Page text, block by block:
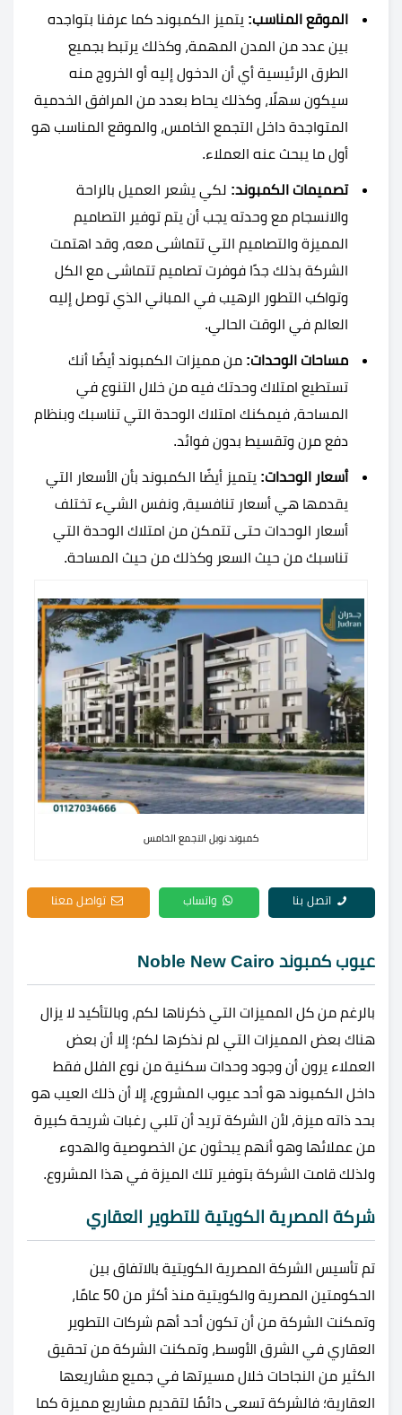
الموقع المناسب: يتميز الكمبوند كما عرفنا بتواجده
بين عدد من المدن المهمة، وكذلك يرتبط بجميع
الطرق الرئيسية أي أن الدخول إليه أو الخروج منه
سيكون سهلًا، وكذلك يحاط بعدد من المرافق الخدمية
المتواجدة داخل التجمع الخامس، والموقع المناسب هو
أول ما يبحث عنه العملاء.
تصميمات الكمبوند: لكي يشعر العميل بالراحة
والانسجام مع وحدته يجب أن يتم توفير التصاميم
المميزة والتصاميم التي تتماشى معه، وقد اهتمت
الشركة بذلك جدًا فوفرت تصاميم تتماشى مع الكل
وتواكب التطور الرهيب في المباني الذي توصل إليه
العالم في الوقت الحالي.
مساحات الوحدات: من مميزات الكمبوند أيضًا أنك
تستطيع امتلاك وحدتك فيه من خلال التنوع في
المساحة، فيمكنك امتلاك الوحدة التي تناسبك وبنظام
دفع مرن وتقسيط بدون فوائد.
أسعار الوحدات: يتميز أيضًا الكمبوند بأن الأسعار التي
يقدمها هي أسعار تنافسية، ونفس الشيء تختلف
أسعار الوحدات حتى تتمكن من امتلاك الوحدة التي
تناسبك من حيث السعر وكذلك من حيث المساحة.
كمبوند نوبل التجمع الخامس
اتصل بنا واتساب تواصل معنا
عيوب كمبوند Noble New Cairo
بالرغم من كل المميزات التي ذكرناها لكم، وبالتأكيد لا يزال
هناك بعض المميزات التي لم نذكرها لكم؛ إلا أن بعض
العملاء يرون أن وجود وحدات سكنية من نوع الفلل فقط
داخل الكمبوند هو أحد عيوب المشروع، إلا أن ذلك العيب هو
بحد ذاته ميزة، لأن الشركة تريد أن تلبي رغبات شريحة كبيرة
من عملائها وهو أنهم يبحثون عن الخصوصية والهدوء
ولذلك قامت الشركة بتوفير تلك الميزة في هذا المشروع.
شركة المصرية الكويتية للتطوير العقاري
تم تأسيس الشركة المصرية الكويتية بالاتفاق بين
الحكومتين المصرية والكويتية منذ أكثر من 50 عامًا،
وتمكنت الشركة من أن تكون أحد أهم شركات التطوير
العقاري في الشرق الأوسط، وتمكنت الشركة من تحقيق
الكثير من النجاحات خلال مسيرتها في جميع مشاريعها
العقارية؛ فالشركة تسعى دائمًا لتقديم مشاريع مميزة كما